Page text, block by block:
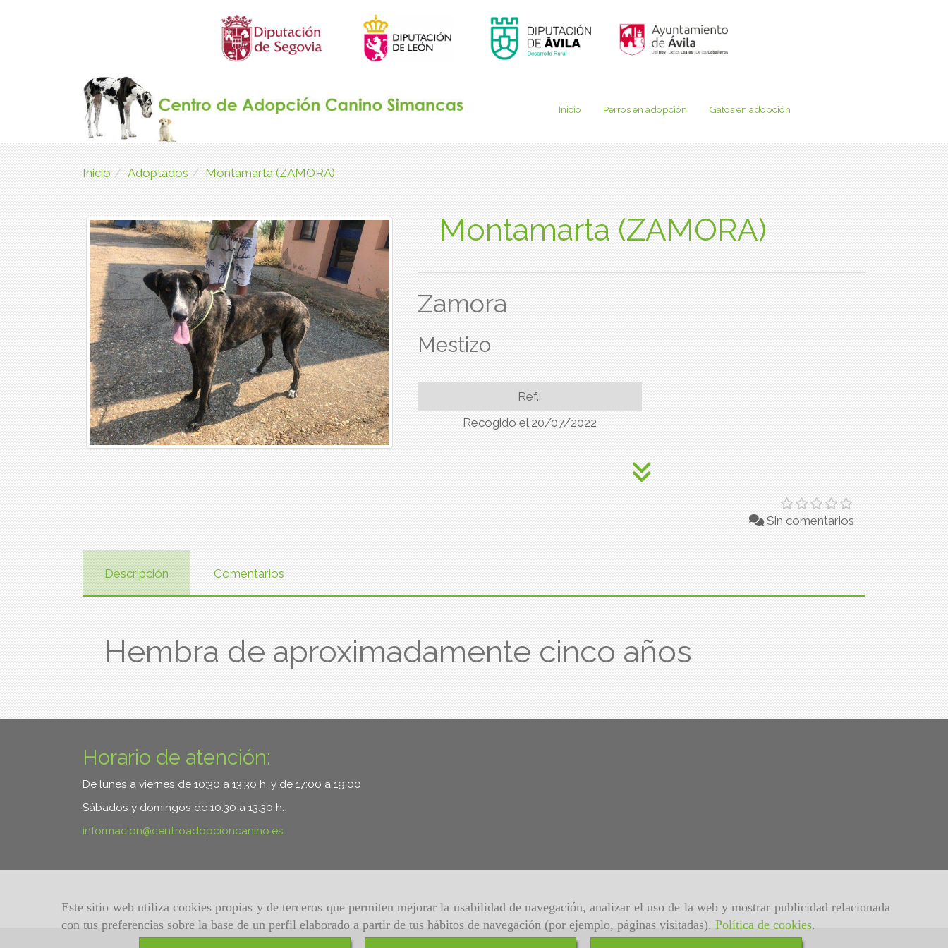
Este sitio web utiliza cookies propias y de terceros que permiten mejorar la usabilidad de navegación, analizar el uso de la web y mostrar publicidad relacionada
con tus preferencias sobre la base de un perfil elaborado a partir de tus hábitos de navegación (por ejemplo, páginas visitadas). Política de cookies.
Inicio Perros en adopción Gatos en adopción
Inicio Adoptados Montamarta (ZAMORA)
Montamarta (ZAMORA)
Zamora
Mestizo
Ref.:
Recogido el 20/07/2022
Sin comentarios
Descripción Comentarios
Hembra de aproximadamente cinco años
Horario de atención:
De lunes a viernes de 10:30 a 13:30 h. y de 17:00 a 19:00
Sábados y domingos de 10:30 a 13:30 h.
informacion
centroadopcioncanino.es